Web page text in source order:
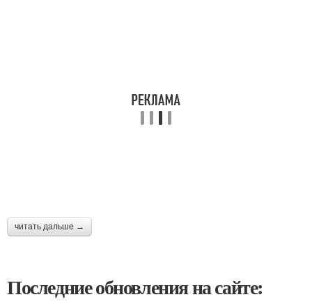
читать дальше →
Последние обновления на сайте: